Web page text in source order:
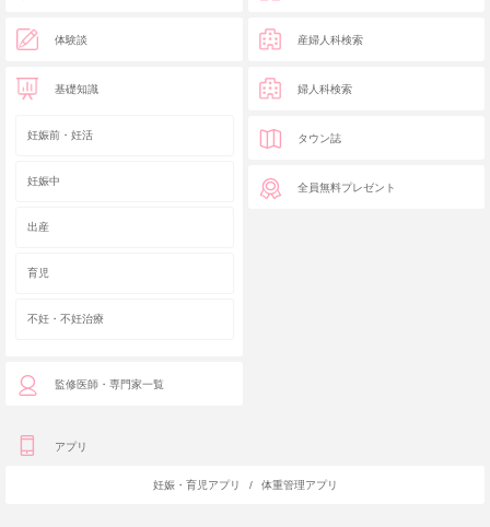
体験談
基礎知識
妊娠前・妊活
妊娠中
出産
育児
不妊・不妊治療
監修医師・専門家一覧
産婦人科検索
婦人科検索
タウン誌
全員無料プレゼント
アプリ
妊娠・育児アプリ / 体重管理アプリ